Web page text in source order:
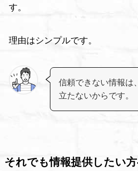
す。
理由はシンプルです。
信頼できない情報は
立たないからです。
それでも情報提供したい